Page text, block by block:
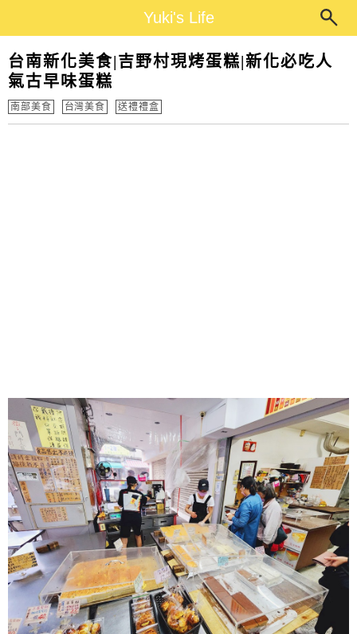
Yuki's Life
台南新化美食|吉野村現烤蛋糕|新化必吃人
氣古早味蛋糕
南部美食 台灣美食 送禮禮盒